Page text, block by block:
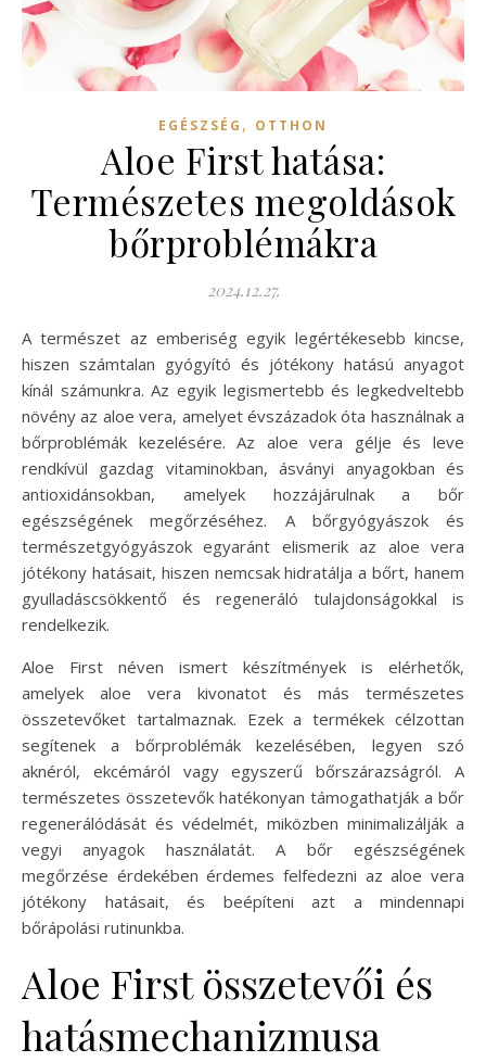
EGÉSZSÉG , OTTHON
Aloe First hatása:
Természetes megoldások
bőrproblémákra
2024.12.27.
A természet az emberiség egyik legértékesebb kincse,
hiszen számtalan gyógyító és jótékony hatású anyagot
kínál számunkra. Az egyik legismertebb és legkedveltebb
növény az aloe vera, amelyet évszázadok óta használnak a
bőrproblémák kezelésére. Az aloe vera gélje és leve
rendkívül gazdag vitaminokban, ásványi anyagokban és
antioxidánsokban, amelyek hozzájárulnak a bőr
egészségének megőrzéséhez. A bőrgyógyászok és
természetgyógyászok egyaránt elismerik az aloe vera
jótékony hatásait, hiszen nemcsak hidratálja a bőrt, hanem
gyulladáscsökkentő és regeneráló tulajdonságokkal is
rendelkezik.
Aloe First néven ismert készítmények is elérhetők,
amelyek aloe vera kivonatot és más természetes
összetevőket tartalmaznak. Ezek a termékek célzottan
segítenek a bőrproblémák kezelésében, legyen szó
aknéról, ekcémáról vagy egyszerű bőrszárazságról. A
természetes összetevők hatékonyan támogathatják a bőr
regenerálódását és védelmét, miközben minimalizálják a
vegyi anyagok használatát. A bőr egészségének
megőrzése érdekében érdemes felfedezni az aloe vera
jótékony hatásait, és beépíteni azt a mindennapi
bőrápolási rutinunkba.
Aloe First összetevői és
hatásmechanizmusa